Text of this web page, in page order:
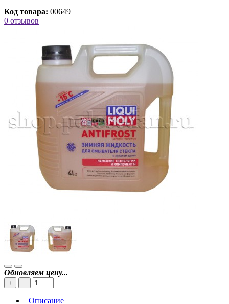
Код товара: 00649
0 отзывов
Обновляем цену...
+ −
Описание